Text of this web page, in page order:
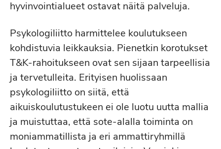
hyvinvointialueet ostavat näitä palveluja.
Psykologiliitto harmittelee koulutukseen
kohdistuvia leikkauksia. Pienetkin korotukset
T&K-rahoitukseen ovat sen sijaan tarpeellisia
ja tervetulleita. Erityisen huolissaan
psykologiliitto on siitä, että
aikuiskoulutustukeen ei ole luotu uutta mallia
ja muistuttaa, että sote-alalla toiminta on
moniammatillista ja eri ammattiryhmillä